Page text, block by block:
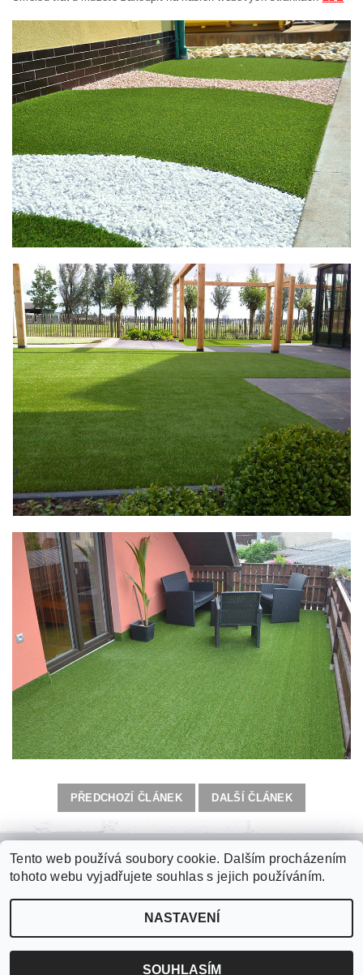
PŘEDCHOZÍ ČLÁNEK DALŠÍ ČLÁNEK
Zámková dlažba | Plastové palubky | Kari sítě | Jímky na vodu
Fasádní polystyren | Roxory | Tepelné izolace
2026 ©internetové stavebniny, všechna práva vyhrazena
Vytvořil Shoptet
Tento web používá soubory cookie. Dalším procházením
tohoto webu vyjadřujete souhlas s jejich používáním.
NASTAVENÍ
SOUHLASÍM